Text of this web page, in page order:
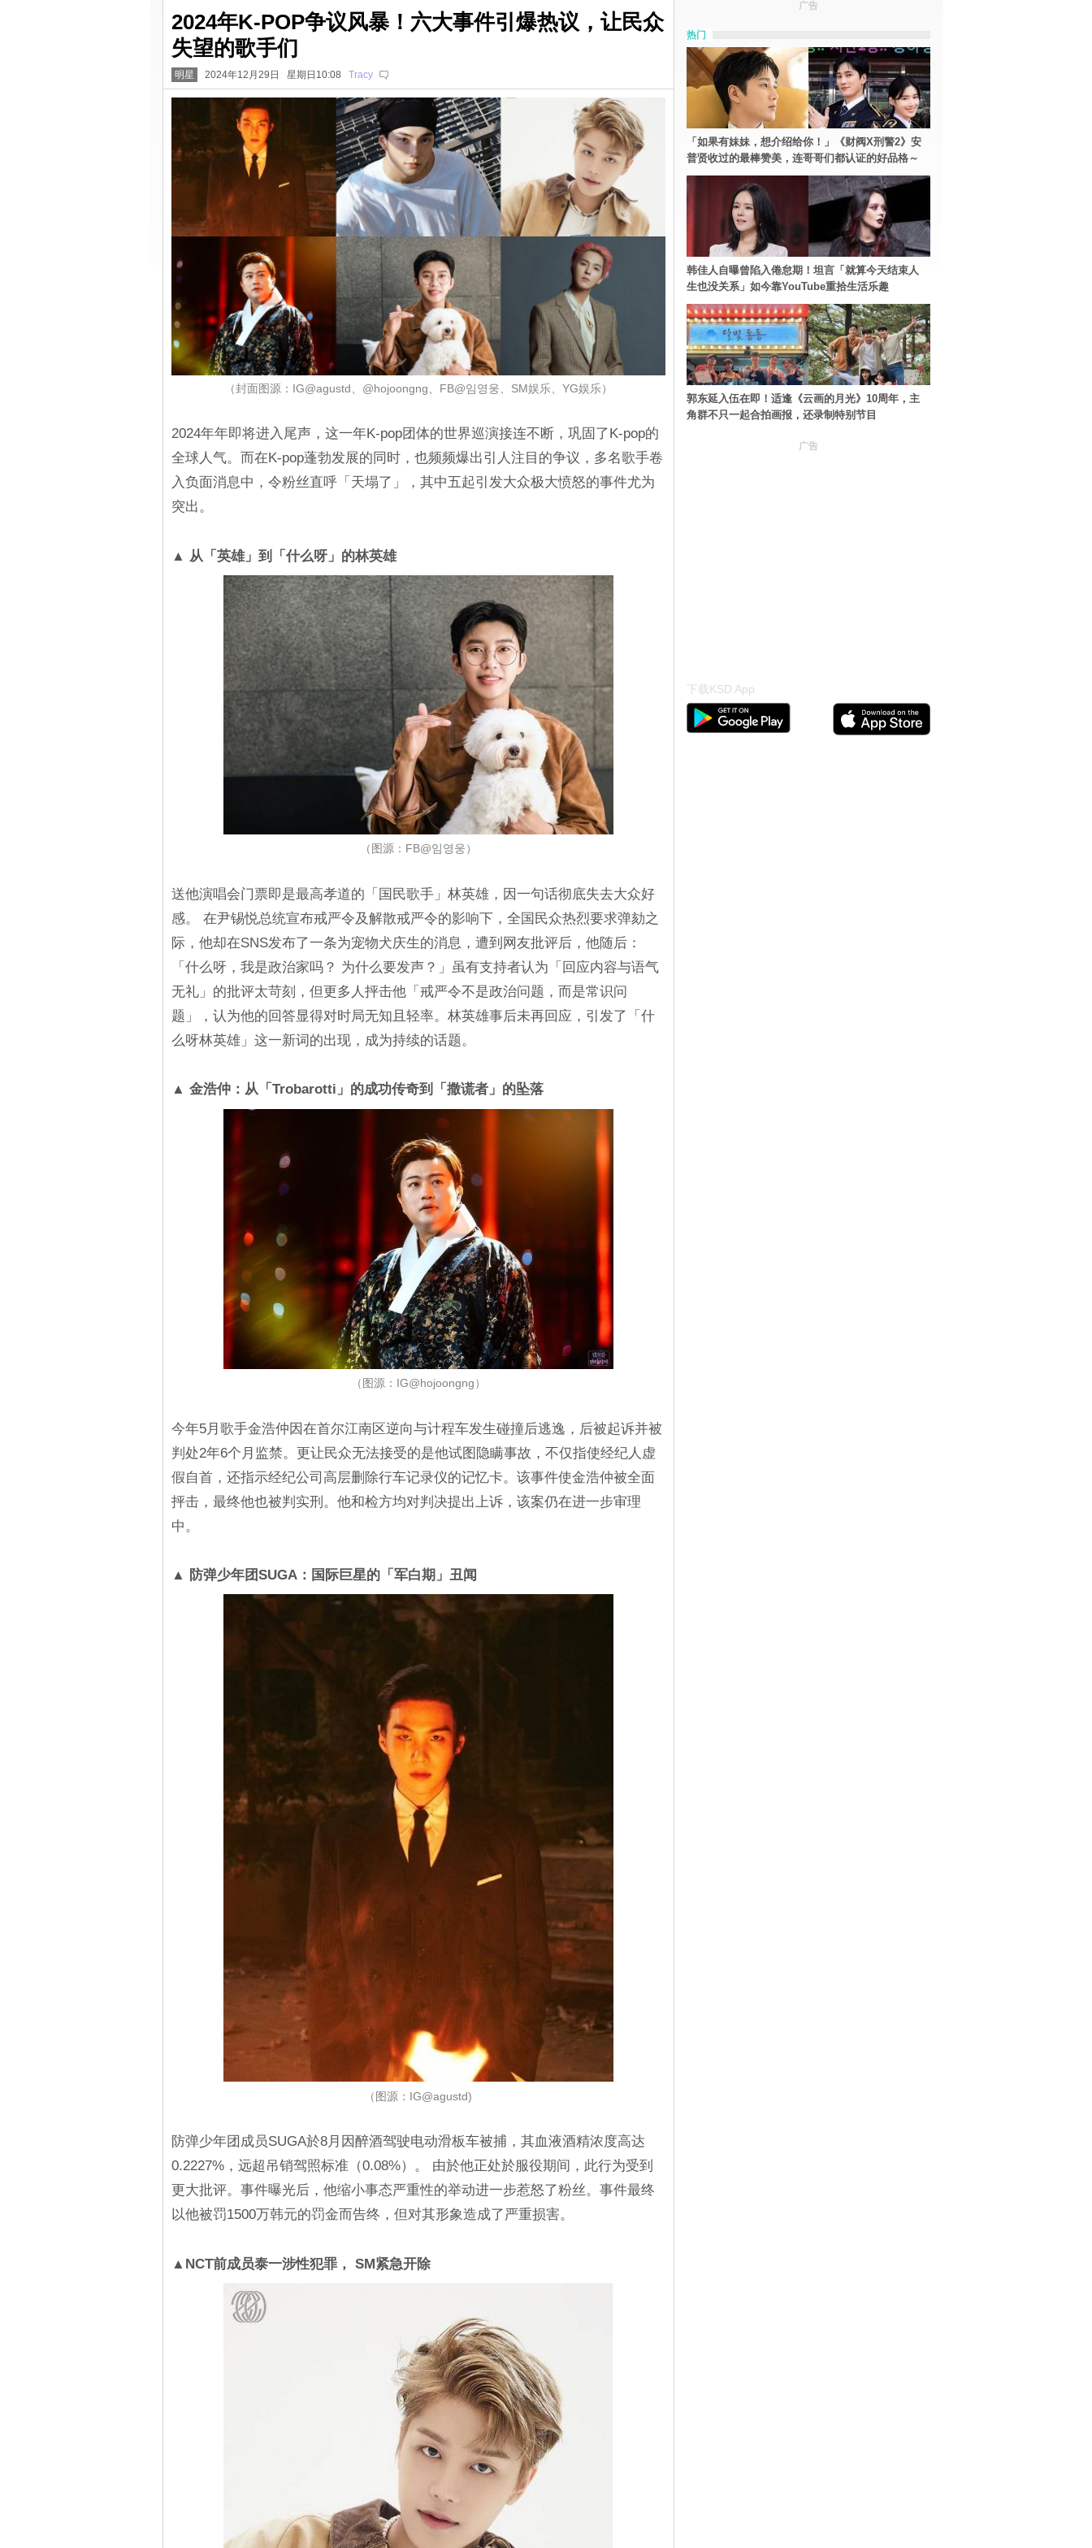
2024年K-POP争议风暴！六大事件引爆热议，让民众
失望的歌手们
明星 2024年12月29日 星期日10:08 Tracy
（封面图源：IG@agustd、@hojoongng、FB@임영웅、SM娱乐、YG娱乐）
2024年年即将进入尾声，这一年K-pop团体的世界巡演接连不断，巩固了K-pop的
全球人气。而在K-pop蓬勃发展的同时，也频频爆出引人注目的争议，多名歌手卷
入负面消息中，令粉丝直呼「天塌了」，其中五起引发大众极大愤怒的事件尤为
突出。
▲ 从「英雄」到「什么呀」的林英雄
（图源：FB@임영웅）
送他演唱会门票即是最高孝道的「国民歌手」林英雄，因一句话彻底失去大众好
感。 在尹锡悦总统宣布戒严令及解散戒严令的影响下，全国民众热烈要求弹劾之
际，他却在SNS发布了一条为宠物犬庆生的消息，遭到网友批评后，他随后：
「什么呀，我是政治家吗？ 为什么要发声？」虽有支持者认为「回应内容与语气
无礼」的批评太苛刻，但更多人抨击他「戒严令不是政治问题，而是常识问
题」，认为他的回答显得对时局无知且轻率。林英雄事后未再回应，引发了「什
么呀林英雄」这一新词的出现，成为持续的话题。
▲ 金浩仲：从「Trobarotti」的成功传奇到「撒谎者」的坠落
（图源：IG@hojoongng）
今年5月歌手金浩仲因在首尔江南区逆向与计程车发生碰撞后逃逸，后被起诉并被
判处2年6个月监禁。更让民众无法接受的是他试图隐瞒事故，不仅指使经纪人虚
假自首，还指示经纪公司高层删除行车记录仪的记忆卡。该事件使金浩仲被全面
抨击，最终他也被判实刑。他和检方均对判决提出上诉，该案仍在进一步审理
中。
▲ 防弹少年团SUGA：国际巨星的「军白期」丑闻
（图源：IG@agustd)
防弹少年团成员SUGA於8月因醉酒驾驶电动滑板车被捕，其血液酒精浓度高达
0.2227%，远超吊销驾照标准（0.08%）。 由於他正处於服役期间，此行为受到
更大批评。事件曝光后，他缩小事态严重性的举动进一步惹怒了粉丝。事件最终
以他被罚1500万韩元的罚金而告终，但对其形象造成了严重损害。
▲NCT前成员泰一涉性犯罪， SM紧急开除
广告
热门
「如果有妹妹，想介绍给你！」《财阀X刑警2》安
普贤收过的最棒赞美，连哥哥们都认证的好品格～
韩佳人自曝曾陷入倦怠期！坦言「就算今天结束人
生也没关系」如今靠YouTube重拾生活乐趣
郭东延入伍在即！适逢《云画的月光》10周年，主
角群不只一起合拍画报，还录制特别节目
广告
下载KSD App